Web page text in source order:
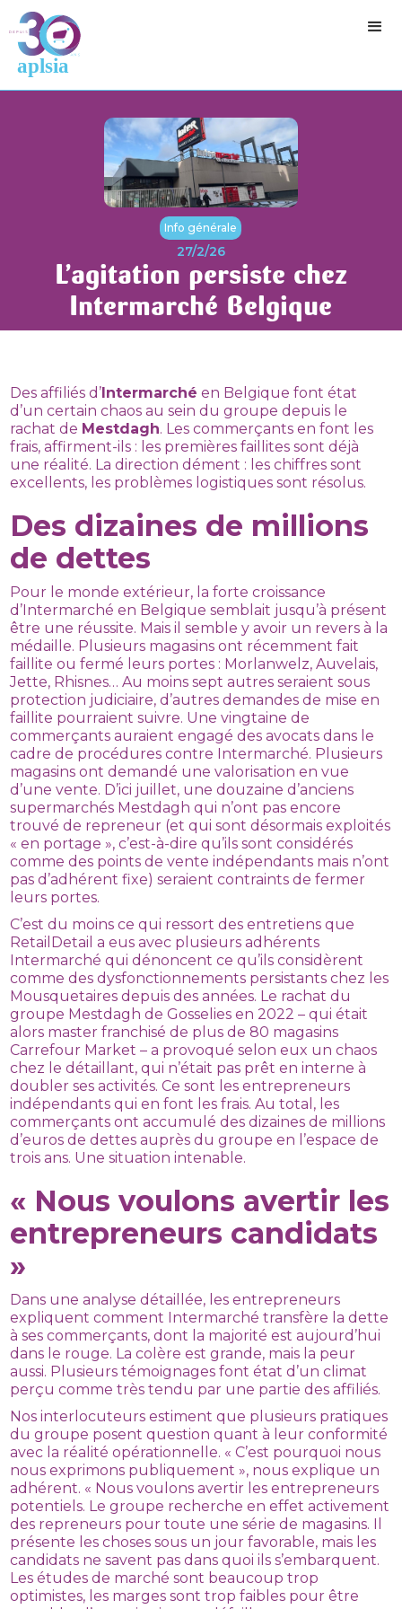
Info générale
27/2/26
L’agitation persiste chez
Intermarché Belgique
Des affiliés d’Intermarché en Belgique font état
d’un certain chaos au sein du groupe depuis le
rachat de Mestdagh. Les commerçants en font les
frais, affirment-ils : les premières faillites sont déjà
une réalité. La direction dément : les chiffres sont
excellents, les problèmes logistiques sont résolus.
Des dizaines de millions
de dettes
Pour le monde extérieur, la forte croissance
d’Intermarché en Belgique semblait jusqu’à présent
être une réussite. Mais il semble y avoir un revers à la
médaille. Plusieurs magasins ont récemment fait
faillite ou fermé leurs portes : Morlanwelz, Auvelais,
Jette, Rhisnes… Au moins sept autres seraient sous
protection judiciaire, d’autres demandes de mise en
faillite pourraient suivre. Une vingtaine de
commerçants auraient engagé des avocats dans le
cadre de procédures contre Intermarché. Plusieurs
magasins ont demandé une valorisation en vue
d’une vente. D’ici juillet, une douzaine d’anciens
supermarchés Mestdagh qui n’ont pas encore
trouvé de repreneur (et qui sont désormais exploités
« en portage », c’est-à-dire qu’ils sont considérés
comme des points de vente indépendants mais n’ont
pas d’adhérent fixe) seraient contraints de fermer
leurs portes.
C’est du moins ce qui ressort des entretiens que
RetailDetail a eus avec plusieurs adhérents
Intermarché qui dénoncent ce qu’ils considèrent
comme des dysfonctionnements persistants chez les
Mousquetaires depuis des années. Le rachat du
groupe Mestdagh de Gosselies en 2022 – qui était
alors master franchisé de plus de 80 magasins
Carrefour Market – a provoqué selon eux un chaos
chez le détaillant, qui n’était pas prêt en interne à
doubler ses activités. Ce sont les entrepreneurs
indépendants qui en font les frais. Au total, les
commerçants ont accumulé des dizaines de millions
d’euros de dettes auprès du groupe en l’espace de
trois ans. Une situation intenable.
« Nous voulons avertir les
entrepreneurs candidats
»
Dans une analyse détaillée, les entrepreneurs
expliquent comment Intermarché transfère la dette
à ses commerçants, dont la majorité est aujourd’hui
dans le rouge. La colère est grande, mais la peur
aussi. Plusieurs témoignages font état d’un climat
perçu comme très tendu par une partie des affiliés.
Nos interlocuteurs estiment que plusieurs pratiques
du groupe posent question quant à leur conformité
avec la réalité opérationnelle. « C’est pourquoi nous
nous exprimons publiquement », nous explique un
adhérent. « Nous voulons avertir les entrepreneurs
potentiels. Le groupe recherche en effet activement
des repreneurs pour toute une série de magasins. Il
présente les choses sous un jour favorable, mais les
candidats ne savent pas dans quoi ils s’embarquent.
Les études de marché sont beaucoup trop
optimistes, les marges sont trop faibles pour être